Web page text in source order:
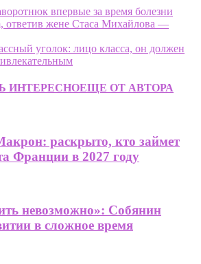
впервые за время болезни
ответив жене Стаса Михайлова —
уголок: лицо класса, он должен
ИНТЕРЕСНОЕЩЕ ОТ АВТОРА
раскрыто, кто займет
Франции в 2027 году
невозможно»: Собянин
в сложное время